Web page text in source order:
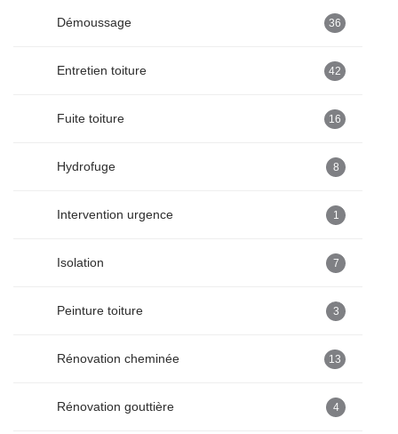
Démoussage 36
Entretien toiture 42
Fuite toiture 16
Hydrofuge 8
Intervention urgence 1
Isolation 7
Peinture toiture 3
Rénovation cheminée 13
Rénovation gouttière 4